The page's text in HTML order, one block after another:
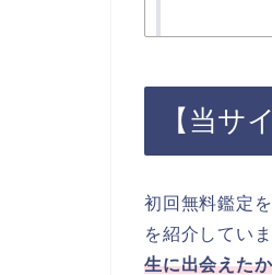
【当サ
初回無料鑑定
を紹介してい
生に出会えた